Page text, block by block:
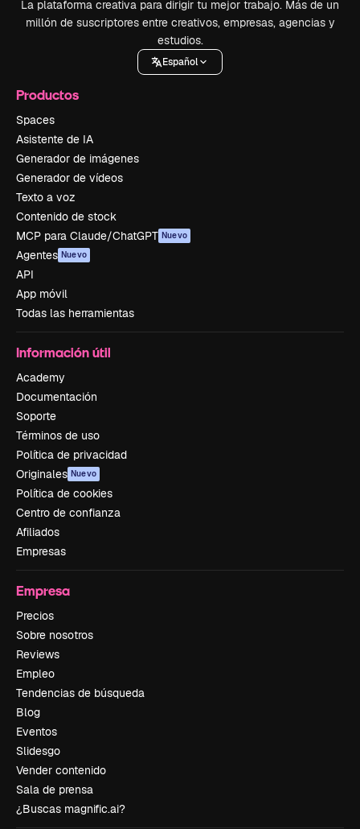
La plataforma creativa para dirigir tu mejor trabajo. Más de un
millón de suscriptores entre creativos, empresas, agencias y
estudios.
Español
Productos
Spaces
Asistente de IA
Generador de imágenes
Generador de vídeos
Texto a voz
Contenido de stock
MCP para Claude/ChatGPT Nuevo
Agentes Nuevo
API
App móvil
Todas las herramientas
Información útil
Academy
Documentación
Soporte
Términos de uso
Política de privacidad
Originales Nuevo
Política de cookies
Centro de confianza
Afiliados
Empresas
Empresa
Precios
Sobre nosotros
Reviews
Empleo
Tendencias de búsqueda
Blog
Eventos
Slidesgo
Vender contenido
Sala de prensa
¿Buscas magnific.ai?